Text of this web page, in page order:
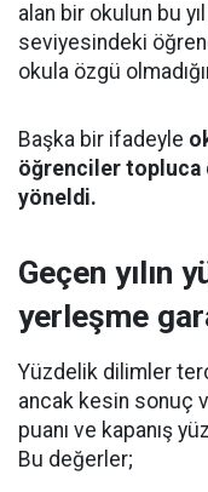
alan bir okulun bu
seviyesindeki
okula özgü
Başka bir ifadeyle
öğrenciler topluca
yöneldi.
Geçen yılın
yerleşme
Yüzdelik dilimler
ancak kesin sonuç
puanı ve kapanış
Bu değerler;